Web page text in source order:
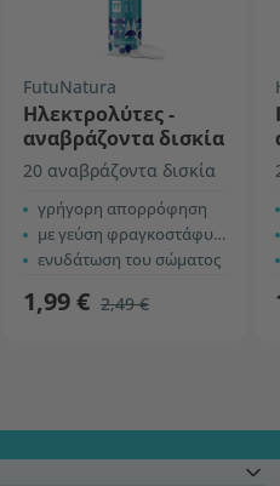
FutuNatura
Ηλεκτρολύτες -
αναβράζοντα δισκία
20 αναβράζοντα δισκία
γρήγορη απορρόφηση
με γεύση φραγκοστάφυλλου
ενυδάτωση του σώματος
1,99 € 2,49 €